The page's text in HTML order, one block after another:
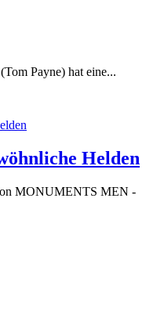
Payne) hat eine...
Helden
MONUMENTS MEN -